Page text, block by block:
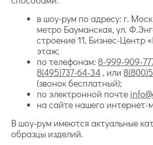
в шоу-рум по адресу: г.
метро Бауманская, ул.
строение 11, Бизнес-Центр
этаж;
по телефонам: 8-999-909-
8(495)737-64-34 , или
(звонок бесплатный);
по электронной почте
на сайте нашего интернет-
В шоу-рум имеются актуальные
образцы изделий.